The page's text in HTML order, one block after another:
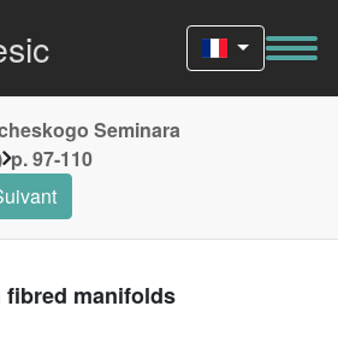
Seminara
p. 97-110
manifolds